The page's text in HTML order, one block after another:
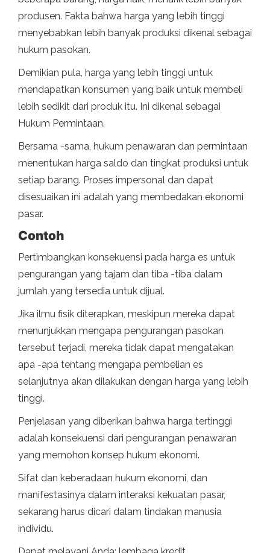
produsen. Fakta bahwa harga yang lebih tinggi
menyebabkan lebih banyak produksi dikenal sebagai
hukum pasokan.
Demikian pula, harga yang lebih tinggi untuk
mendapatkan konsumen yang baik untuk membeli
lebih sedikit dari produk itu. Ini dikenal sebagai
Hukum Permintaan.
Bersama -sama, hukum penawaran dan permintaan
menentukan harga saldo dan tingkat produksi untuk
setiap barang. Proses impersonal dan dapat
disesuaikan ini adalah yang membedakan ekonomi
pasar.
Contoh
Pertimbangkan konsekuensi pada harga es untuk
pengurangan yang tajam dan tiba -tiba dalam
jumlah yang tersedia untuk dijual.
Jika ilmu fisik diterapkan, meskipun mereka dapat
menunjukkan mengapa pengurangan pasokan
tersebut terjadi, mereka tidak dapat mengatakan
apa -apa tentang mengapa pembelian es
selanjutnya akan dilakukan dengan harga yang lebih
tinggi.
Penjelasan yang diberikan bahwa harga tertinggi
adalah konsekuensi dari pengurangan penawaran
yang memohon konsep hukum ekonomi.
Sifat dan keberadaan hukum ekonomi, dan
manifestasinya dalam interaksi kekuatan pasar,
sekarang harus dicari dalam tindakan manusia
individu.